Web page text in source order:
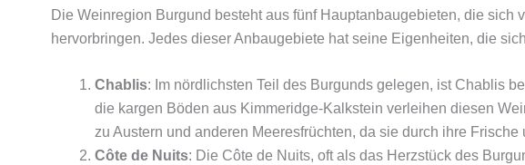
Die Weinregion Burgund besteht aus fünf Hauptanbaugebieten, die
hervorbringen. Jedes dieser Anbaugebiete hat seine Eigenheiten, die
Chablis: Im nördlichsten Teil des Burgunds gelegen, ist Chablis
die kargen Böden aus Kimmeridge-Kalkstein verleihen diesen
zu Austern und anderen Meeresfrüchten, da sie durch ihre
Côte de Nuits: Die Côte de Nuits, oft als das Herzstück des